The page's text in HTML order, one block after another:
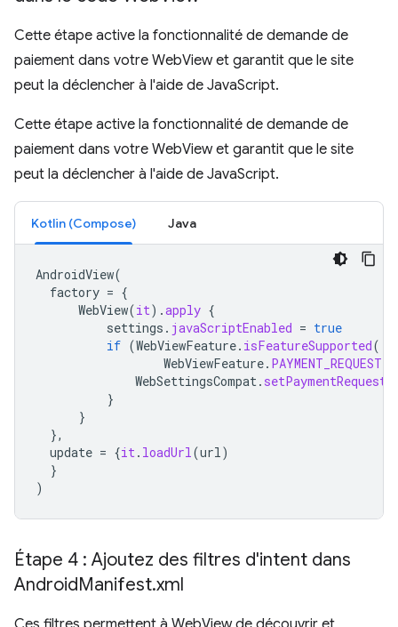
Cette étape active la fonctionnalité de demande de
paiement dans votre WebView et garantit que le site
peut la déclencher à l'aide de JavaScript.
Cette étape active la fonctionnalité de demande de
paiement dans votre WebView et garantit que le site
peut la déclencher à l'aide de JavaScript.
Kotlin (Compose) Java
AndroidView(
factory = {
WebView(it).apply {
settings . javaScriptEnabled = true
if (WebViewFeature. isFeatureSupported(
WebViewFeature. PAYMENT_REQUEST
WebSettingsCompat.
}
}
},
update = {it. loadUrl(url)
}
)
Étape 4 : Ajoutez des filtres d'intent dans
AndroidManifest.xml